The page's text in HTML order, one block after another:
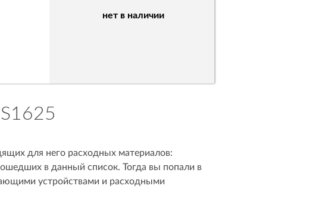
нет в наличии
для него расходных материалов:
в данный список. Тогда вы попали в
устройствами и расходными